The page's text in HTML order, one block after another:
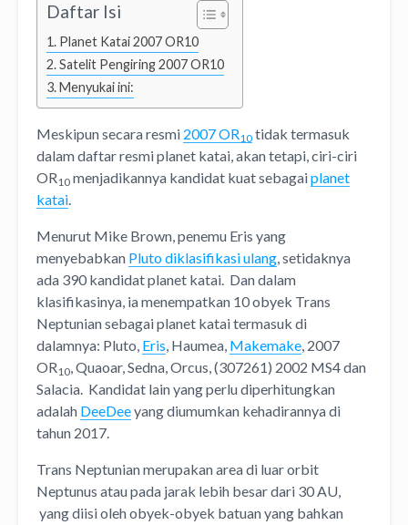
Daftar Isi
Planet Katai 2007 OR10
Satelit Pengiring 2007 OR10
Menyukai ini:
Meskipun secara resmi 2007 OR10 tidak termasuk
dalam daftar resmi planet katai, akan tetapi, ciri-ciri
OR10 menjadikannya kandidat kuat sebagaiplanet
katai.
Menurut Mike Brown, penemu Eris yang
menyebabkan Pluto diklasifikasi ulang, setidaknya
ada 390 kandidat planet katai. Dan dalam
klasifikasinya, ia menempatkan 10 obyek Trans
Neptunian sebagai planet katai termasuk di
dalamnya: Pluto, Eris, Haumea, Makemake, 2007
OR10, Quaoar, Sedna, Orcus, (307261) 2002 MS4 dan
Salacia. Kandidat lain yang perlu diperhitungkan
adalah DeeDeeyang diumumkan kehadirannya di
tahun 2017.
Trans Neptunian merupakan area di luar orbit
Neptunus atau pada jarak lebih besar dari 30 AU,
yang diisi oleh obyek-obyek batuan yang bahkan